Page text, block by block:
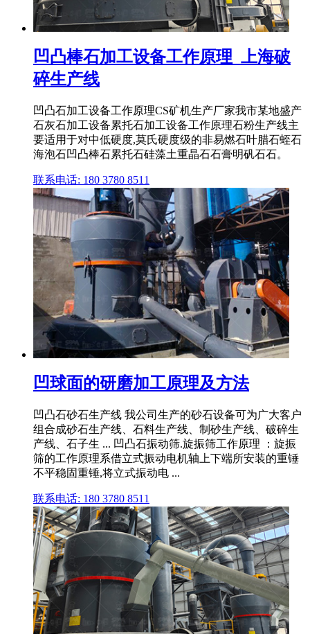
凹凸棒石加工设备工作原理_上海破
碎生产线
凹凸石加工设备工作原理CS矿机生产厂家我市某地盛产
石灰石加工设备累托石加工设备工作原理石粉生产线主
要适用于对中低硬度,莫氏硬度级的非易燃石叶腊石蛭石
海泡石凹凸棒石累托石硅藻土重晶石石膏明矾石石。
联系电话: 180 3780 8511
凹球面的研磨加工原理及方法
凹凸石砂石生产线 我公司生产的砂石设备可为广大客户
组合成砂石生产线、石料生产线、制砂生产线、破碎生
产线、石子生 ... 凹凸石振动筛.旋振筛工作原理 ：旋振
筛的工作原理系借立式振动电机轴上下端所安装的重锤
不平稳固重锤,将立式振动电 ...
联系电话: 180 3780 8511